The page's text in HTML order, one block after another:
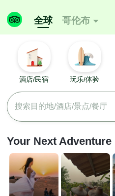
全球 哥伦布 
酒店/民宿 玩乐/体验
搜索目的地/酒店/景点/餐厅
Your Next Adventure